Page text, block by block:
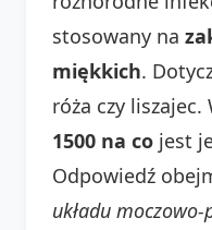
stosowany na
miękkich.
róża czy
1500 na co jest
Odpowiedź
układu moczowo-